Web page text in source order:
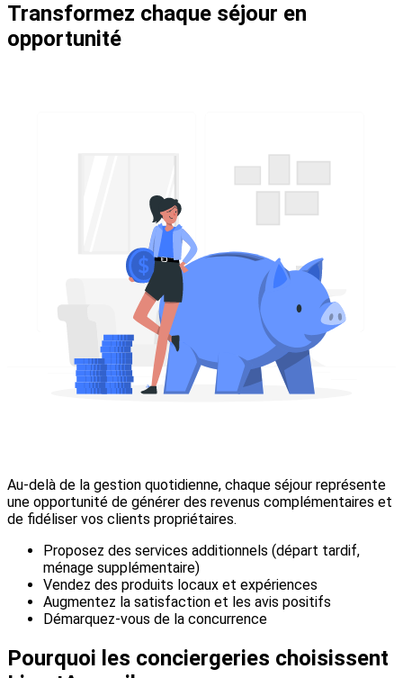
Transformez chaque séjour en
opportunité
Au-delà de la gestion quotidienne, chaque séjour représente
une opportunité de générer des revenus complémentaires et
de fidéliser vos clients propriétaires.
Proposez des services additionnels (départ tardif,
ménage supplémentaire)
Vendez des produits locaux et expériences
Augmentez la satisfaction et les avis positifs
Démarquez-vous de la concurrence
Pourquoi les conciergeries choisissent